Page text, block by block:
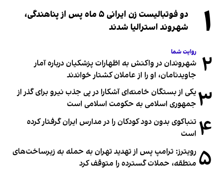
۱
دو فوتبالیست زن ایرانی ۵ ماه پس از پناهندگی،
شهروند استرالیا شدند
۲ روایت شما
شهروندان در واکنش به اظهارات پزشکیان درباره آمار
جاویدنامان، او را از عاملان کشتار خواندند
۳یکی از بستگان خامنه‌ای آشکارا در پی جذب نیرو برای گذر از
جمهوری اسلامی به حکومت اسلامی است
۴ تنباکوی بدون دود کودکان را در مدارس ایران گرفتار کرده
است
۵ رویترز: ترامپ پس از تهدید تهران به حمله به زیرساخت‌های
منطقه، حملات گسترده را متوقف کرد